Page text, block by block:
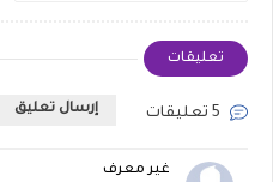
تعليقات
إرسال تعليق
غير معرف